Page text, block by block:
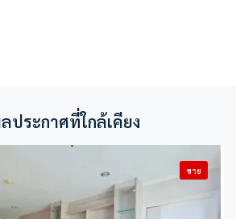
ประกาศที่ใกล้เคียง
ขาย